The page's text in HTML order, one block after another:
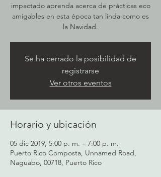
impactado aprenda acerca de prácticas eco
amigables en esta época tan linda como es
la Navidad.
Se ha cerrado la posibilidad de
registrarse
Ver otros eventos
Horario y ubicación
05 dic 2019, 5:00 p. m. – 7:00 p. m.
Puerto Rico Composta, Unnamed Road,
Naguabo, 00718, Puerto Rico